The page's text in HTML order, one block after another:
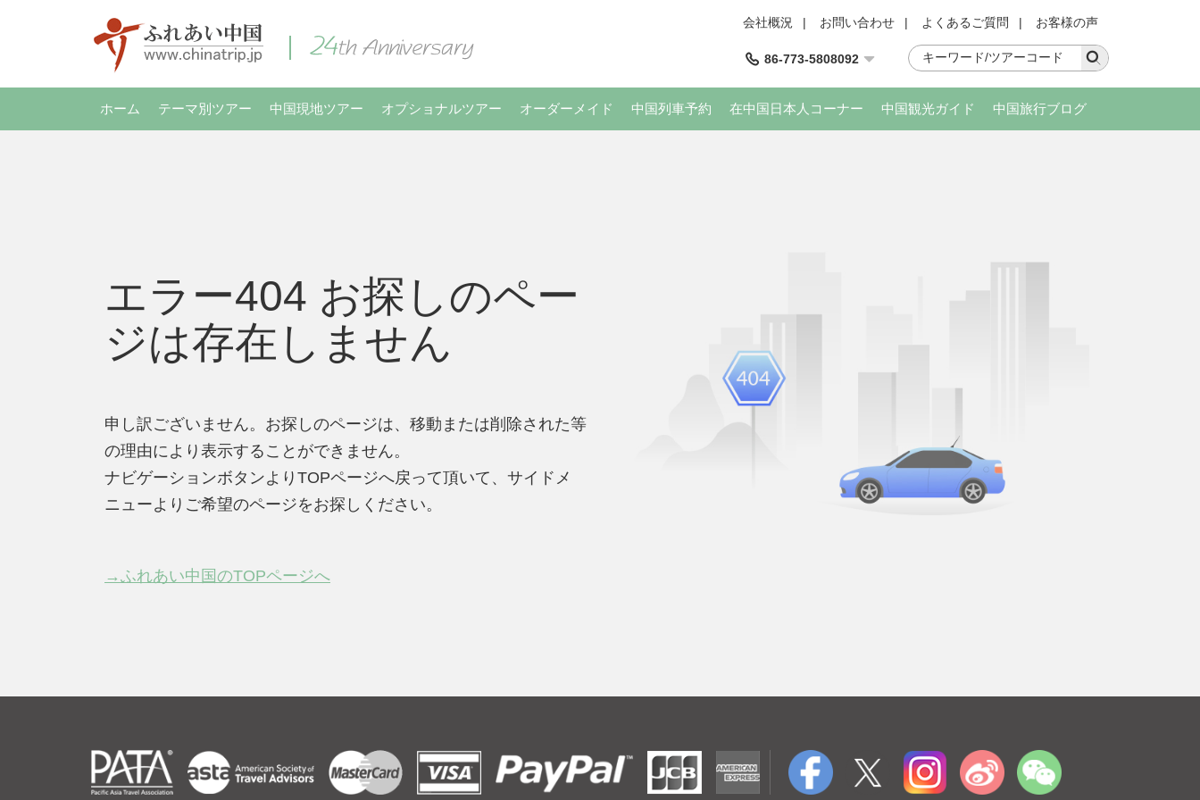
会社概況 | お問い合わせ | よくあるご質問 | お客様の声
86-773-5808092
ホーム テーマ別ツアー 中国現地ツアー オプショナルツアー オーダーメイド 中国列車予約 在中国日本人コーナー 中国観光ガイド 中国旅行ブログ
エラー404 お探しのペー
ジは存在しません
申し訳ございません。お探しのページは、移動または削除された等
の理由により表示することができません。
ナビゲーションボタンよりTOPページへ戻って頂いて、サイドメ
ニューよりご希望のページをお探しください。
→ふれあい中国のTOPページへ